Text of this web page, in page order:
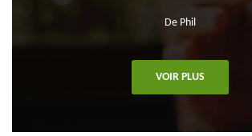
De Phil
VOIR PLUS